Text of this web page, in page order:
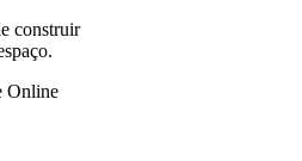
construir
Online